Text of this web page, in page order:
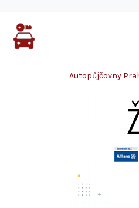
Autopůjčovny